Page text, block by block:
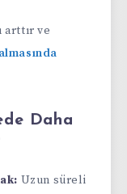
arttır ve
Daha
Uzun süreli